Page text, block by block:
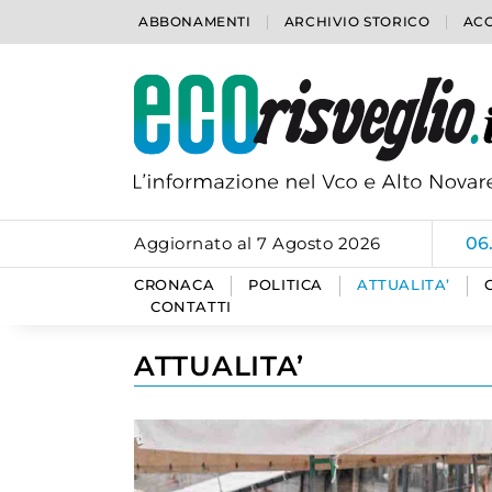
ABBONAMENTI ARCHIVIO STORICO
Aggiornato al 7 Agosto 2026
CRONACA POLITICA ATTUALITA’
CONTATTI
ATTUALITA’